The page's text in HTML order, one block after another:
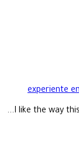
experiente
I like the way